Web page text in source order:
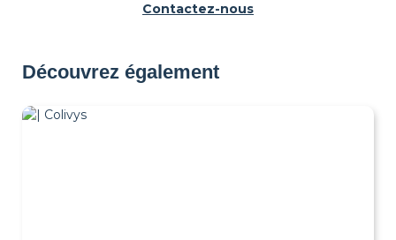
Contactez-nous
Découvrez également